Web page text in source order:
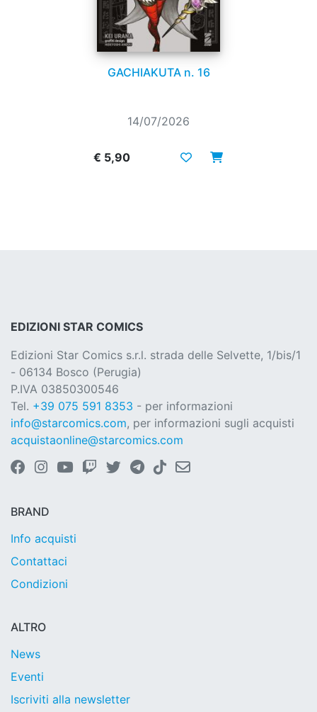
GACHIAKUTA n. 16
14/07/2026
€ 5,90
EDIZIONI STAR COMICS
Edizioni Star Comics s.r.l. strada delle Selvette, 1/bis/1
- 06134 Bosco (Perugia)
P.IVA 03850300546
Tel. +39 075 591 8353 - per informazioni
info@starcomics.com, per informazioni sugli acquisti
acquistaonline@starcomics.com
BRAND
Info acquisti
Contattaci
Condizioni
ALTRO
News
Eventi
Iscriviti alla newsletter